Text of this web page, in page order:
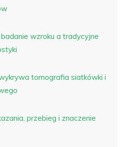
wzroku a tradycyjne
tomografia siatkówki i
przebieg i znaczenie